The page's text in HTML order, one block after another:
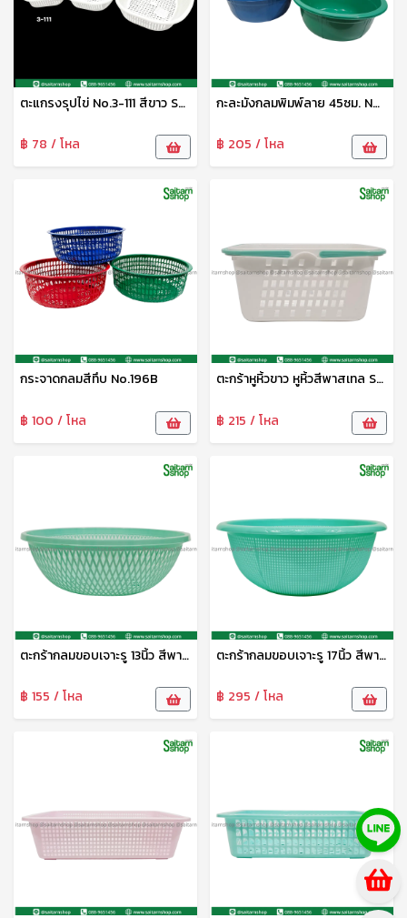
ตะแกรงรุปไข่ No.3-111 สีขาว SRT
฿ 78 / โหล
กะละมังกลมพิมพ์ลาย 45ซม. No.45 สีทึบ เอมิกา
฿ 205 / โหล
กระจาดกลมสีทึบ No.196B
฿ 100 / โหล
ตะกร้าหูหิ้วขาว หูหิ้วสีพาสเทล S-0080 Sip
฿ 215 / โหล
ตะกร้ากลมขอบเจาะรู 13นิ้ว สีพาสเทล S-0086 SiP
฿ 155 / โหล
ตะกร้ากลมขอบเจาะรู 17นิ้ว สีพาสเทล S-0088 SIP
฿ 295 / โหล